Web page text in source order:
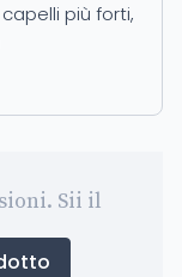
più forti,
Sii il